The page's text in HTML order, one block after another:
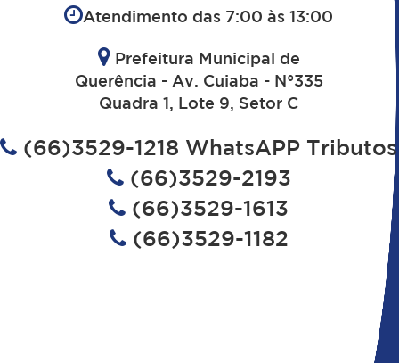
Atendimento das 7:00 às 13:00
Prefeitura Municipal de
Querência - Av. Cuiaba - N°335
Quadra 1, Lote 9, Setor C
(66)3529-1218 WhatsAPP Tributos
(66)3529-2193
(66)3529-1613
(66)3529-1182